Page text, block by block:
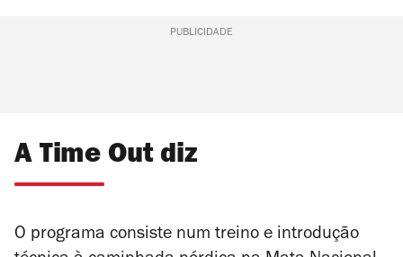
PUBLICIDADE
A Time Out diz
O programa consiste num treino e introdução